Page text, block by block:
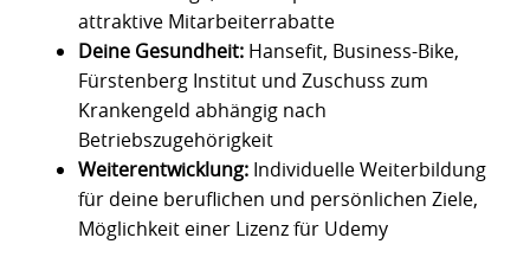
attraktive Mitarbeiterrabatte
Deine Gesundheit: Hansefit, Business-Bike,
Fürstenberg Institut und Zuschuss zum
Krankengeld abhängig nach
Betriebszugehörigkeit
Weiterentwicklung: Individuelle Weiterbildung
für deine beruflichen und persönlichen Ziele,
Möglichkeit einer Lizenz für Udemy